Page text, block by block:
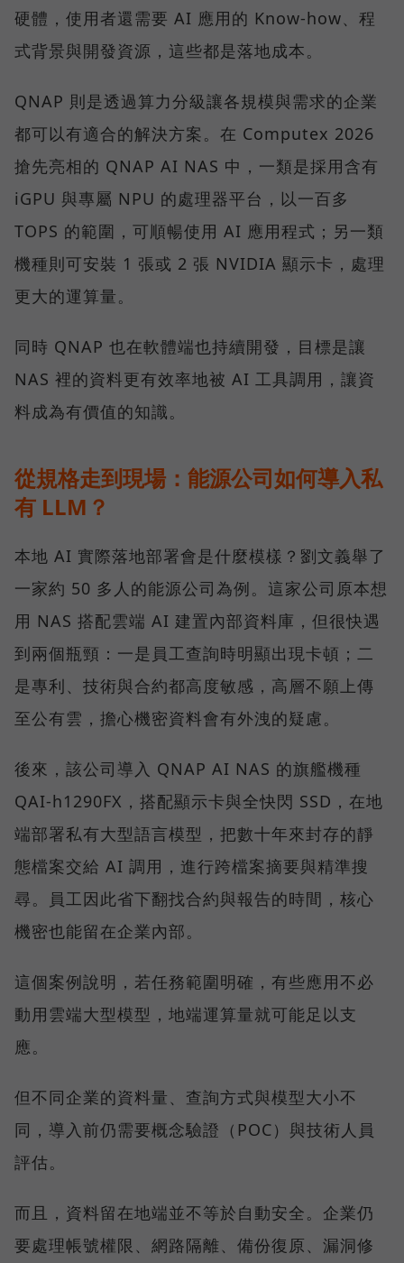
硬體，使用者還需要 AI 應用的 Know-how、程
式背景與開發資源，這些都是落地成本。
QNAP 則是透過算力分級讓各規模與需求的企業
都可以有適合的解決方案。在 Computex 2026
搶先亮相的 QNAP AI NAS 中，一類是採用含有
iGPU 與專屬 NPU 的處理器平台，以一百多
TOPS 的範圍，可順暢使用 AI 應用程式；另一類
機種則可安裝 1 張或 2 張 NVIDIA 顯示卡，處理
更大的運算量。
同時 QNAP 也在軟體端也持續開發，目標是讓
NAS 裡的資料更有效率地被 AI 工具調用，讓資
料成為有價值的知識。
從規格走到現場：能源公司如何導入私
有 LLM？
本地 AI 實際落地部署會是什麼模樣？劉文義舉了
一家約 50 多人的能源公司為例。這家公司原本想
用 NAS 搭配雲端 AI 建置內部資料庫，但很快遇
到兩個瓶頸：一是員工查詢時明顯出現卡頓；二
是專利、技術與合約都高度敏感，高層不願上傳
至公有雲，擔心機密資料會有外洩的疑慮。
後來，該公司導入 QNAP AI NAS 的旗艦機種
QAI-h1290FX，搭配顯示卡與全快閃 SSD，在地
端部署私有大型語言模型，把數十年來封存的靜
態檔案交給 AI 調用，進行跨檔案摘要與精準搜
尋。員工因此省下翻找合約與報告的時間，核心
機密也能留在企業內部。
這個案例說明，若任務範圍明確，有些應用不必
動用雲端大型模型，地端運算量就可能足以支
應。
但不同企業的資料量、查詢方式與模型大小不
同，導入前仍需要概念驗證（POC）與技術人員
評估。
而且，資料留在地端並不等於自動安全。企業仍
要處理帳號權限、網路隔離、備份復原、漏洞修